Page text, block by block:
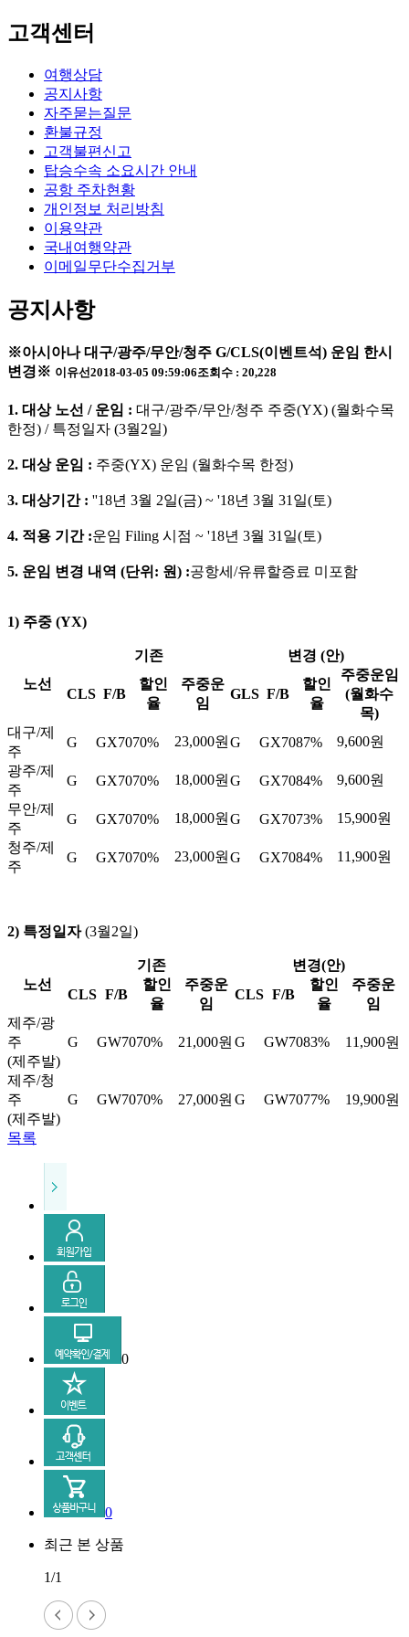
고객센터
여행상담
공지사항
자주묻는질문
환불규정
고객불편신고
탑승수속 소요시간 안내
공항 주차현황
개인정보 처리방침
이용약관
국내여행약관
이메일무단수집거부
공지사항
※아시아나 대구/광주/무안/청주 G/CLS(이벤트석) 운임 한시
변경※ 이유선 2018-03-05 09:59:06조회수 : 20,228
1. 대상 노선 / 운임 : 대구/광주/무안/청주 주중(YX) (월화수목
한정) / 특정일자 (3월2일)
2. 대상 운임 : 주중(YX) 운임 (월화수목 한정)
3. 대상기간 : ''18년 3월 2일(금) ~ '18년 3월 31일(토)
4. 적용 기간 :운임 Filing 시점 ~ '18년 3월 31일(토)
5. 운임 변경 내역 (단위: 원) :공항세/유류할증료 미포함
1) 주중 (YX)
노선
기존 변경 (안)
CLS F/B
할인
율
주중운
임
GLS F/B
할인
율
주중운임
(월화수
목)
대구/제
주
G GX7070% 23,000원 G GX7087%
9,600원
광주/제
주
G GX7070% 18,000원 G GX7084%
9,600원
무안/제
주
G GX7070% 18,000원 G GX7073%
15,900원
청주/제
주
G GX7070% 23,000원 G GX7084% 11,900원
2) 특정일자(3월2일)
노선
기존
변경(안)
CLS F/B
할인
율
주중운
임
CLS F/B
할인
율
주중운
임
제주/광
주
(제주발)
G GW7070% 21,000원 G GW7083% 11,900원
제주/청
주
(제주발)
G GW7070% 27,000원 G GW7077% 19,900원
목록
0
0
최근 본 상품
1/1